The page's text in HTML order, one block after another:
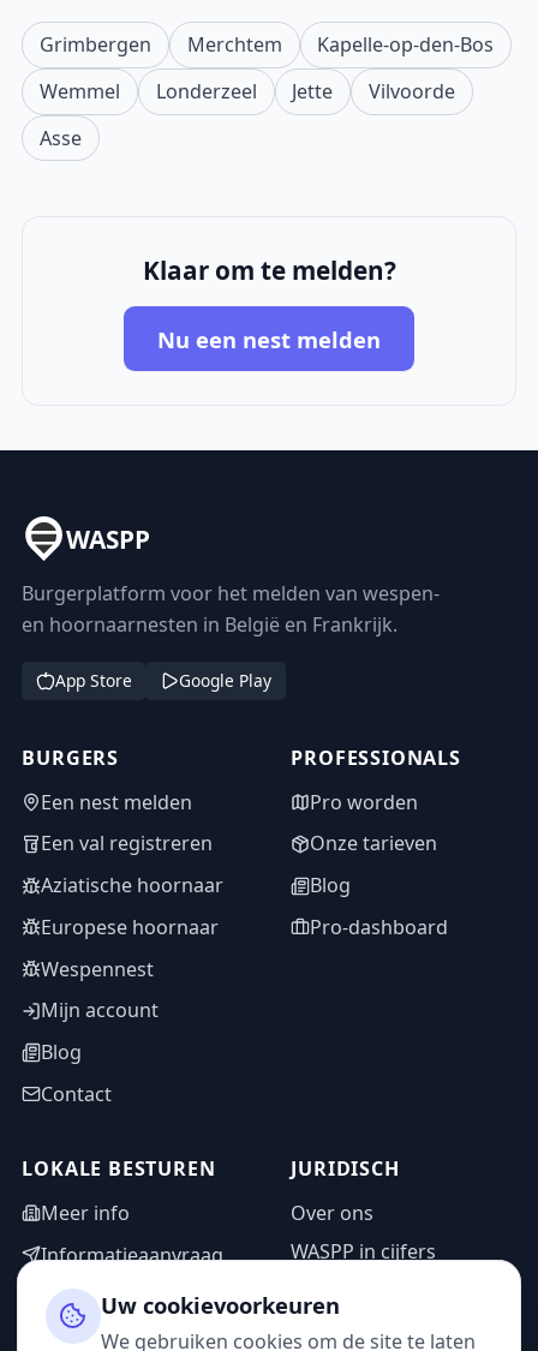
Grimbergen Merchtem
Kapelle-op-den-Bos
Wemmel
Londerzeel Jette
Vilvoorde
Asse
Klaar om te melden?
Nu een nest melden
WASPP
Burgerplatform voor het melden van wespen-
en hoornaarnesten in België en Frankrijk.
App Store Google Play
BURGERS
Een nest melden
Een val registreren
Aziatische hoornaar
Europese hoornaar
Wespennest
Mijn account
Blog
Contact
PROFESSIONALS
Pro worden
Onze tarieven
Blog
Pro-dashboard
LOKALE BESTUREN
Meer info
Informatieaanvraag
Adminzone
JURIDISCH
Over ons
WASPP in cijfers
Privacybeleid
Uw cookievoorkeuren
We gebruiken cookies om de site te laten